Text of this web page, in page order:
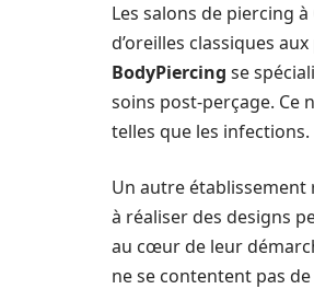
Les salons de piercing
d’oreilles classiques
BodyPiercing se
soins post-perçage. Ce
telles que les infections.
Un autre établissement
à réaliser des designs
au cœur de leur
ne se contentent pas